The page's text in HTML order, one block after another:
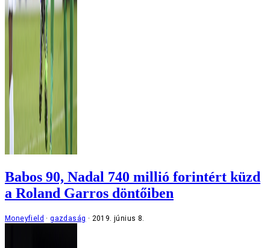
Babos 90, Nadal 740 millió forintért küzd
a Roland Garros döntőiben
Moneyfield gazdaság 2019. június 8.